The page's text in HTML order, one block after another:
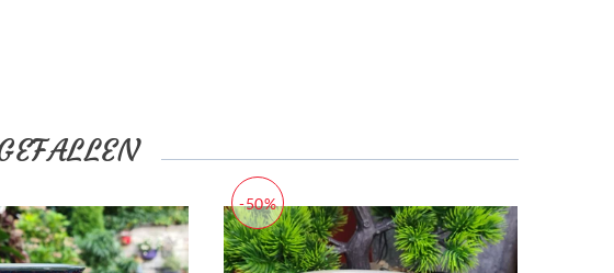
-50%